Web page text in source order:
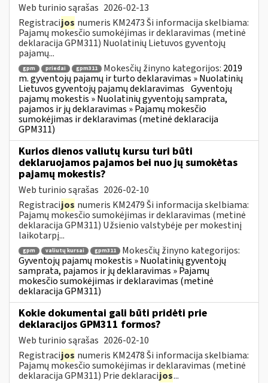
Web turinio sąrašas 2026-02-13
Registracijos numeris KM2473 Ši informacija skelbiama:
Pajamų mokesčio sumokėjimas ir deklaravimas (metinė
deklaracija GPM311) Nuolatinių Lietuvos gyventojų
pajamų...
gpm priedai gpm311 Mokesčių žinyno kategorijos: 2019
m. gyventojų pajamų ir turto deklaravimas » Nuolatinių
Lietuvos gyventojų pajamų deklaravimas Gyventojų
pajamų mokestis » Nuolatinių gyventojų samprata,
pajamos ir jų deklaravimas » Pajamų mokesčio
sumokėjimas ir deklaravimas (metinė deklaracija
GPM311)
Kurios dienos valiutų kursu turi būti
deklaruojamos pajamos bei nuo jų sumokėtas
pajamų mokestis?
Web turinio sąrašas 2026-02-10
Registracijos numeris KM2479 Ši informacija skelbiama:
Pajamų mokesčio sumokėjimas ir deklaravimas (metinė
deklaracija GPM311) Užsienio valstybėje per mokestinį
laikotarpį...
gpm valiutų kursai gpm311
Mokesčių žinyno kategorijos:
Gyventojų pajamų mokestis » Nuolatinių gyventojų
samprata, pajamos ir jų deklaravimas » Pajamų
mokesčio sumokėjimas ir deklaravimas (metinė
deklaracija GPM311)
Kokie dokumentai gali būti pridėti prie
deklaracijos GPM311 formos?
Web turinio sąrašas 2026-02-10
Registracijos numeris KM2478 Ši informacija skelbiama:
Pajamų mokesčio sumokėjimas ir deklaravimas (metinė
deklaracija GPM311) Prie deklaracijos...